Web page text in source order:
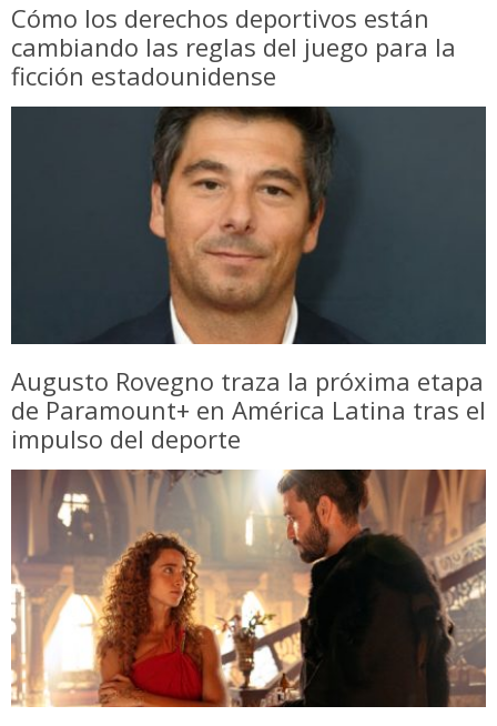
Cómo los derechos deportivos están
cambiando las reglas del juego para la
ficción estadounidense
Augusto Rovegno traza la próxima etapa
de Paramount+ en América Latina tras el
impulso del deporte